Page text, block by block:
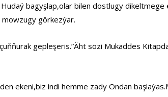
bagyşlap,olar bilen dostlugy
görkezýar.
gepleşeris.”Äht sözi Mukaddes
ekeni,biz indi hemme zady Ondan